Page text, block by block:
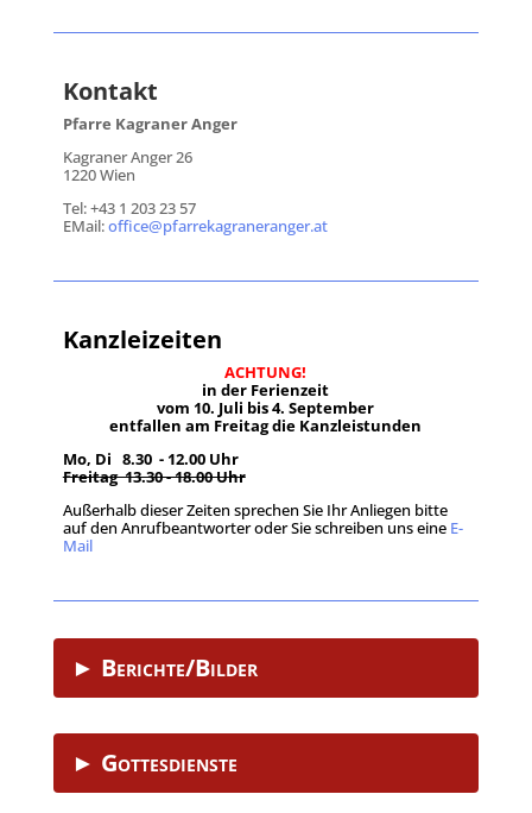
Kontakt
Pfarre Kagraner Anger
Kagraner Anger 26
1220 Wien
Tel: +43 1 203 23 57
EMail:office@pfarrekagraneranger.at
Kanzleizeiten
ACHTUNG!
in der Ferienzeit
vom 10. Juli bis 4. September
entfallen am Freitag die Kanzleistunden
Mo, Di 8.30 - 12.00 Uhr
Freitag 13.30 - 18.00 Uhr
Außerhalb dieser Zeiten sprechen Sie Ihr Anliegen bitte
auf den Anrufbeantworter oder Sie schreiben uns eine E-
Mail.
► Berichte/Bilder
► Gottesdienste